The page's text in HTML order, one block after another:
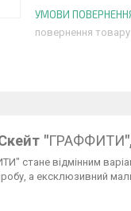
повернення
"ГРАФФИТИ
стане відмінним
а ексклюзивний